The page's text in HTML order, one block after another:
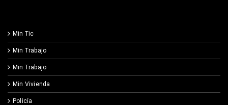
Min Tic
Min Trabajo
Min Trabajo
Min Vivienda
Policía